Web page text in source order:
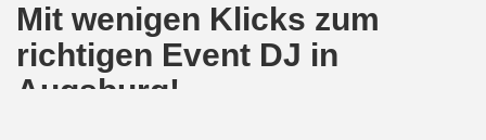
Mit wenigen Klicks zum
richtigen Event DJ in
Augsburg!